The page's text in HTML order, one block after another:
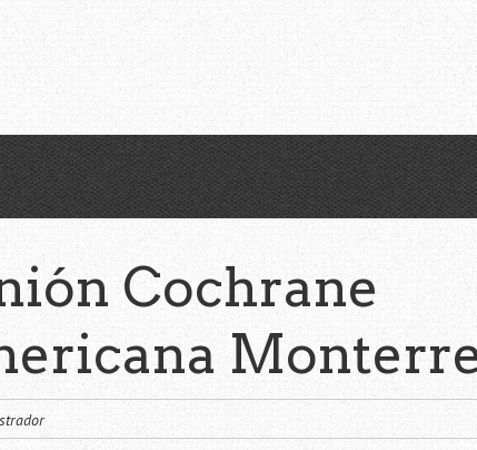
Cochrane